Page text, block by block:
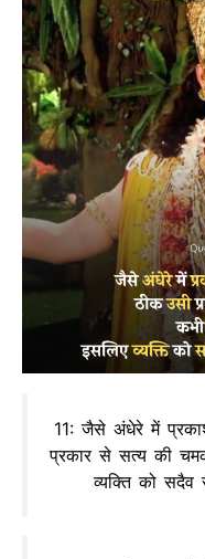
11: जैसे अंधेरे में
प्रकार से सत्य की
व्यक्ति को सदैव